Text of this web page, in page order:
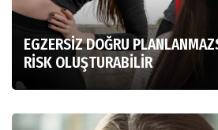
EGZERSİZ DOĞRU
RİSK OLUŞTURABİLİR